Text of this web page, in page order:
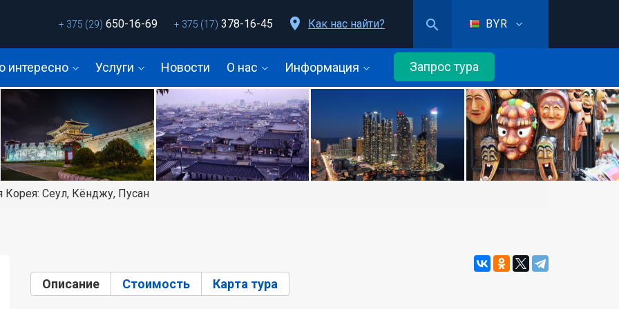
BYR
+ 375 (29) 650-16-69 + 375 (17) 378-16-45 Как нас найти?
интересно Услуги Новости О нас Информация Запрос тура
Корея: Сеул, Кёнджу, Пусан
Описание (активная вкладка)
Стоимость Карта тура